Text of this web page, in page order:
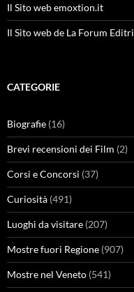
Il Sito web emoxtion.it
Il Sito web de La Forum
CATEGORIE
Biografie (16)
Brevi recensioni dei Film (2)
Corsi e Concorsi (37)
Curiosità (491)
Luoghi da visitare (207)
Mostre fuori Regione (907)
Mostre nel Veneto (541)